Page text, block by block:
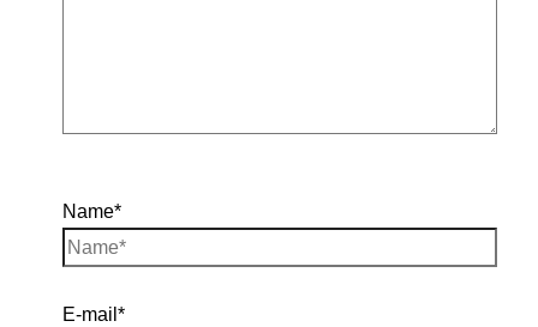
Name*
E-mail*